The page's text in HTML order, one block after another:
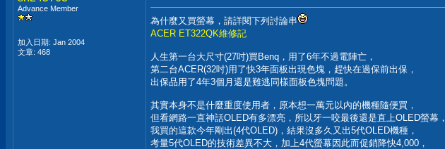
Advance Member
加入日期: Jan 2004
文章: 468
為什麼又買螢幕，請詳閱下列討論串
ACER ET322QK維修記
人生第一台大尺寸(27吋)買Benq，用了6年不過電陣亡，
第二台ACER(32吋)用了快3年面板出現色塊，趕快在過保前出保，
出保品用了4年3個月還是難逃同樣面板色塊問題。
其實本身不是什麼重度使用者，原本想一萬元以內的機種隨便買，
但看網路一直神話OLED有多漂亮，所以牙一咬最後還是直上OLED螢幕，
我買的這款今年剛出(4代OLED)，結果沒多久又出5代OLED機種，
考量5代OLED的技術差異不大，加上4代螢幕因此而促銷降快4,000，